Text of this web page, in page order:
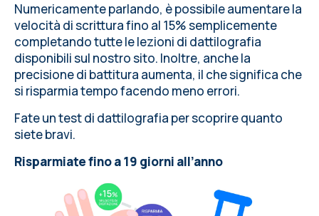
Numericamente parlando, è possibileaumentare la
velocità di scritturafino al 15% semplicemente
completando tutte le lezioni di dattilografia
disponibili sul nostro sito. Inoltre, anche la
precisione di battitura aumenta, il che significa che
si risparmia tempo facendo meno errori.
Fate untest di dattilografia per scoprire quanto
siete bravi.
Risparmiate fino a 19 giorni all’anno